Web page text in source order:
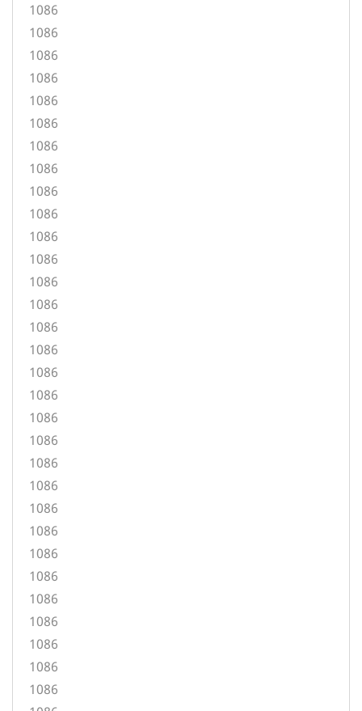
1086
1086
1086
1086
1086
1086
1086
1086
1086
1086
1086
1086
1086
1086
1086
1086
1086
1086
1086
1086
1086
1086
1086
1086
1086
1086
1086
1086
1086
1086
1086